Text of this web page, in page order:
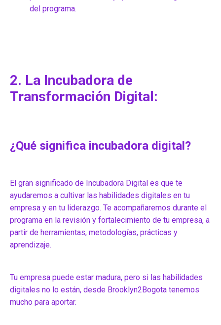
del programa.
2. La Incubadora de
Transformación Digital:
¿Qué significa incubadora digital?
El gran significado de Incubadora Digital es que te
ayudaremos a cultivar las habilidades digitales en tu
empresa y en tu liderazgo. Te acompañaremos durante el
programa en la revisión y fortalecimiento de tu empresa, a
partir de herramientas, metodologías, prácticas y
aprendizaje.
Tu empresa puede estar madura, pero si las habilidades
digitales no lo están, desde Brooklyn2Bogota tenemos
mucho para aportar.